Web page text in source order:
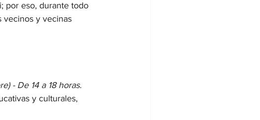
por eso, durante todo
vecinos y vecinas
- De 14 a 18 horas.
y culturales,